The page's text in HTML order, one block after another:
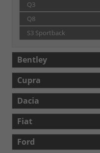
Q3
Q8
S3 Sportback
Bentley
Cupra
Dacia
Fiat
Ford